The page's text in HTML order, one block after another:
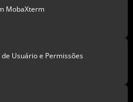
MobaXterm
Usuário e Permissões